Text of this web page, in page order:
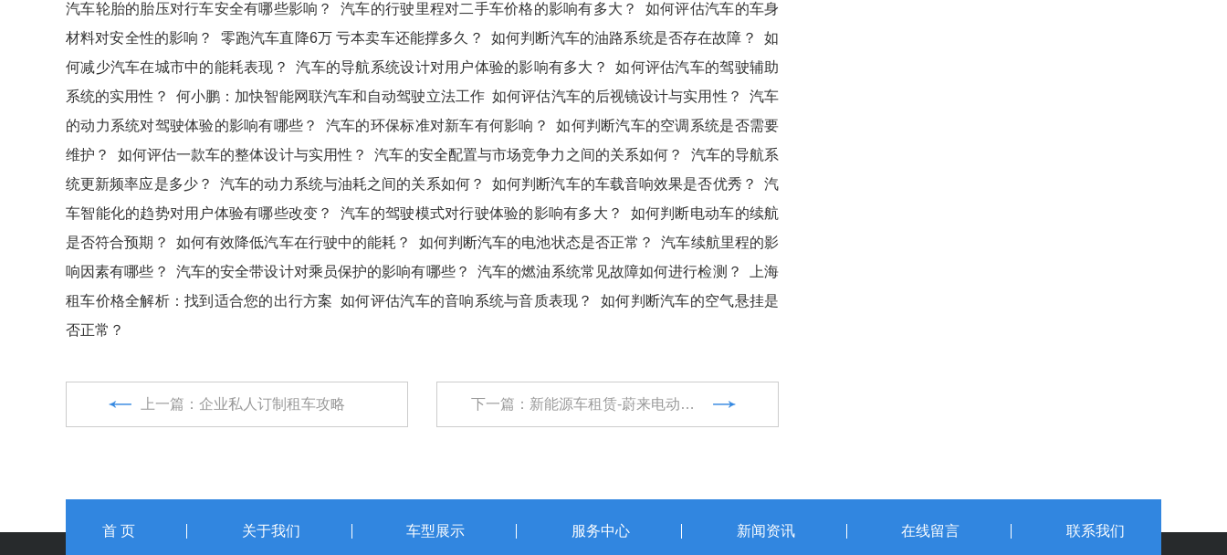
汽车轮胎的胎压对行车安全有哪些影响？
汽车的行驶里程对二手车价格的影响有多大？
如何评估汽车的车身
材料对安全性的影响？
零跑汽车直降6万 亏本卖车还能撑多久？ 如何判断汽车的油路系统是否存在故障？
如
何减少汽车在城市中的能耗表现？
汽车的导航系统设计对用户体验的影响有多大？
如何评估汽车的驾驶辅助
系统的实用性？
何小鹏：加快智能网联汽车和自动驾驶立法工作 如何评估汽车的后视镜设计与实用性？
汽车
的动力系统对驾驶体验的影响有哪些？
汽车的环保标准对新车有何影响？
如何判断汽车的空调系统是否需要
维护？
如何评估一款车的整体设计与实用性？ 汽车的安全配置与市场竞争力之间的关系如何？
汽车的导航系
统更新频率应是多少？
汽车的动力系统与油耗之间的关系如何？ 如何判断汽车的车载音响效果是否优秀？
汽
车智能化的趋势对用户体验有哪些改变？
汽车的驾驶模式对行驶体验的影响有多大？
如何判断电动车的续航
是否符合预期？
如何有效降低汽车在行驶中的能耗？ 如何判断汽车的电池状态是否正常？
汽车续航里程的影
响因素有哪些？
汽车的安全带设计对乘员保护的影响有哪些？ 汽车的燃油系统常见故障如何进行检测？
上海
租车价格全解析：找到适合您的出行方案
如何评估汽车的音响系统与音质表现？
如何判断汽车的空气悬挂是
否正常？
上一篇：企业私人订制租车攻略 下一篇：新能源车租赁-蔚来电动汽车再无里程焦虑
首 页 关于我们 车型展示 服务中心 新闻资讯 在线留言 联系我们